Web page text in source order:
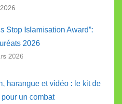
Stop Islamisation Award”:
2026
2026
harangue et vidéo : le kit de
un combat